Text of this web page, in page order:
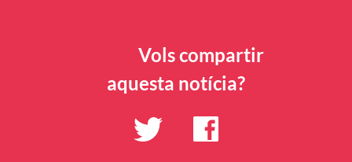
Vols compartir
aquesta notícia?